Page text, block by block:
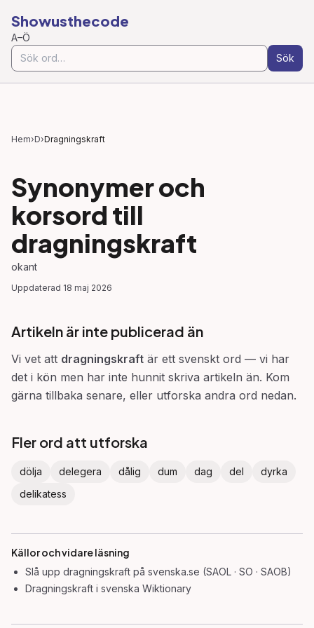
Showusthecode
A–Ö
Sök
Hem›D›Dragningskraft
Synonymer och
korsord till
dragningskraft
okant
Uppdaterad 18 maj 2026
Artikeln är inte publicerad än
Vi vet att dragningskraft är ett svenskt ord — vi har
det i kön men har inte hunnit skriva artikeln än. Kom
gärna tillbaka senare, eller utforska andra ord nedan.
Fler ord att utforska
dölja delegera dålig dum dag del
dyrka
delikatess
Källor och vidare läsning
Slå upp dragningskraft på svenska.se (SAOL · SO · SAOB)
Dragningskraft i svenska Wiktionary